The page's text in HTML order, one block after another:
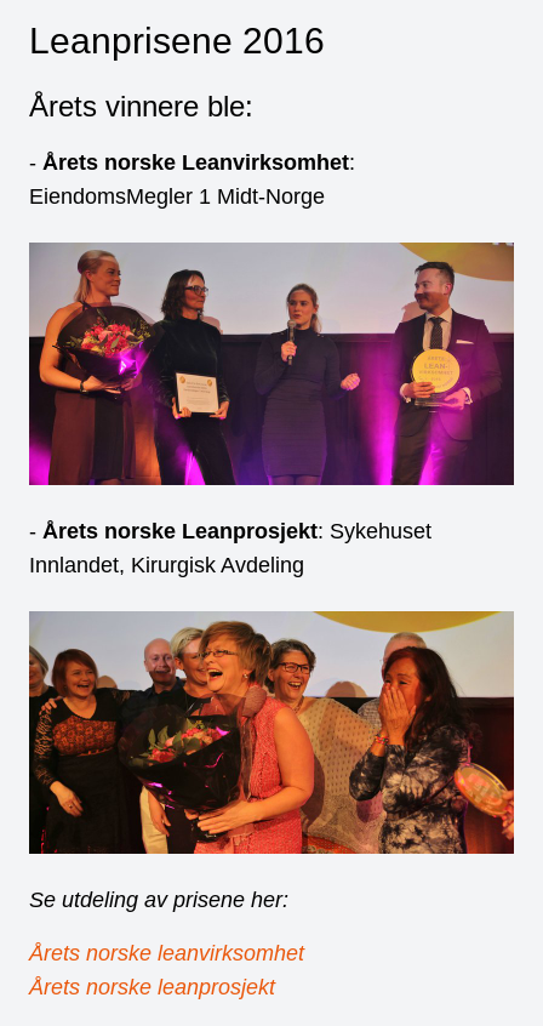
Leanprisene 2016
Årets vinnere ble:
- Årets norske Leanvirksomhet:
EiendomsMegler 1 Midt-Norge
- Årets norske Leanprosjekt: Sykehuset
Innlandet, Kirurgisk Avdeling
Se utdeling av prisene her:
Årets norske leanvirksomhet
Årets norske leanprosjekt